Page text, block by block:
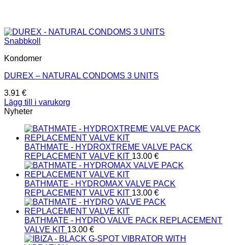
Snabbkoll
Kondomer
DUREX – NATURAL CONDOMS 3 UNITS
3.91 €
Lägg till i varukorg
Nyheter
BATHMATE - HYDROXTREME VALVE PACK
REPLACEMENT VALVE KIT 13.00 €
BATHMATE - HYDROMAX VALVE PACK
REPLACEMENT VALVE KIT 13.00 €
BATHMATE - HYDRO VALVE PACK REPLACEMENT
VALVE KIT 13.00 €